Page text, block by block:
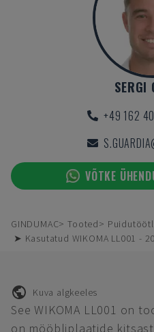
SERGI
+49 162
VÕTKE
GINDUMAC Tooted
➤ Kasutatud WIKOMA LL001 -
Kuva algkeeles
See WIKOMA LL001 on
on mööbliplaatide